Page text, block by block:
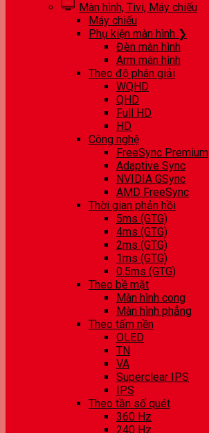
Màn hình, Tivi, Máy chiếu
Máy chiếu
Phụ kiện màn hình ❯
Đèn màn hình
Arm màn hình
Theo độ phân giải
WQHD
QHD
Full HD
HD
Công nghệ
FreeSync Premium
Adaptive Sync
NVIDIA GSync
AMD FreeSync
Thời gian phản hồi
5ms (GTG)
4ms (GTG)
2ms (GTG)
1ms (GTG)
0.5ms (GTG)
Theo bề mặt
Màn hình cong
Màn hình phẳng
Theo tấm nền
OLED
TN
VA
Superclear IPS
IPS
Theo tần số quét
360 Hz
240 Hz